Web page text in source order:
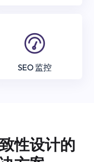
SEO 监控
性设计的